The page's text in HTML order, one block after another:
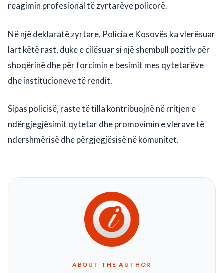
reagimin profesional të zyrtarëve policorë.
Në një deklaratë zyrtare, Policia e Kosovës ka vlerësuar
lart këtë rast, duke e cilësuar si një shembull pozitiv për
shoqërinë dhe për forcimin e besimit mes qytetarëve
dhe institucioneve të rendit.
Sipas policisë, raste të tilla kontribuojnë në rritjen e
ndërgjegjësimit qytetar dhe promovimin e vlerave të
ndershmërisë dhe përgjegjësisë në komunitet.
ABOUT THE AUTHOR